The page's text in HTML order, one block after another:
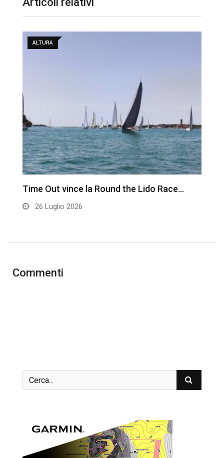
ALTURA
Time Out vince la Round the Lido Race…
26 Luglio 2026
Commenti